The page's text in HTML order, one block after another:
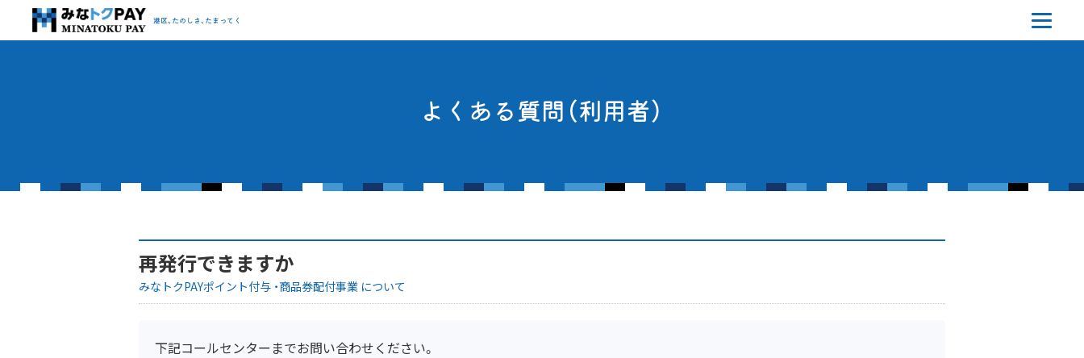
みなトクPAY
港区、たのしさ、たまってく
よくある質問（利用者）
再発行できますか
みなトクPAYポイント付与 ・商品券配付事業 について
下記コールセンターまでお問い合わせください。